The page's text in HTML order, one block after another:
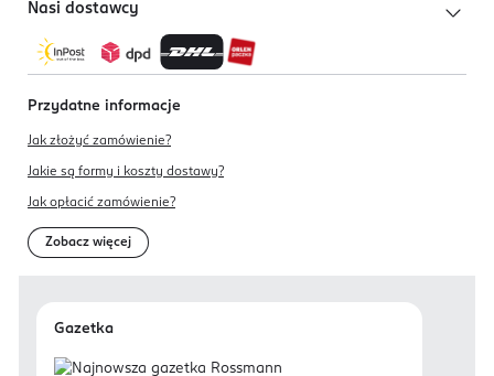
Nasi dostawcy
Przydatne informacje
Jak złożyć zamówienie?
Jakie są formy i koszty dostawy?
Jak opłacić zamówienie?
Zobacz więcej
Gazetka